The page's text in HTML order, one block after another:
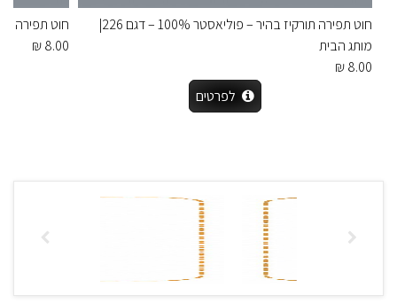
חוט תפירה תורקיז בהיר – פוליאסטר 100% – דגם 226|
מותג הבית
8.00 ₪
לפרטים
חוט תפירה חום –
8.00 ₪